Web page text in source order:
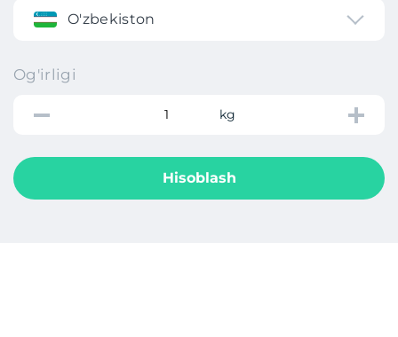
O'zbekiston
Og'irligi
kg
Hisoblash